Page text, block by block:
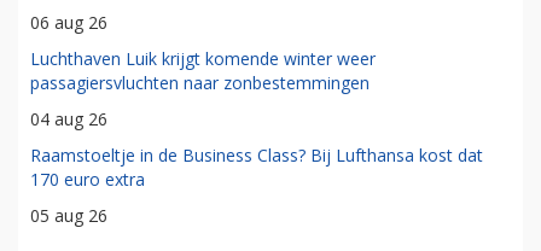
06 aug 26
Luchthaven Luik krijgt komende winter weer
passagiersvluchten naar zonbestemmingen
04 aug 26
Raamstoeltje in de Business Class? Bij Lufthansa kost dat
170 euro extra
05 aug 26